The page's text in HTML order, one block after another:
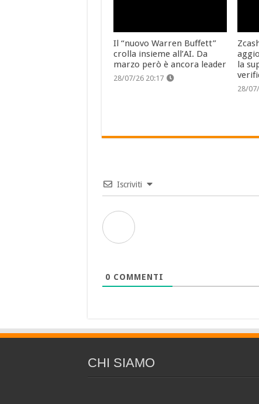
Il “nuovo Warren Buffett”
crolla insieme all’AI. Da
marzo però è ancora leader
28/07/26 20:17
la
28/
Iscriviti
0 COMMENTI
CHI SIAMO